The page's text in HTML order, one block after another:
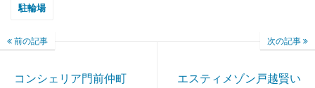
駐輪場
前の記事
コンシェリア門前仲町
次の記事
エスティメゾン戸越賢い